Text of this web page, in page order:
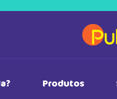
Produtos